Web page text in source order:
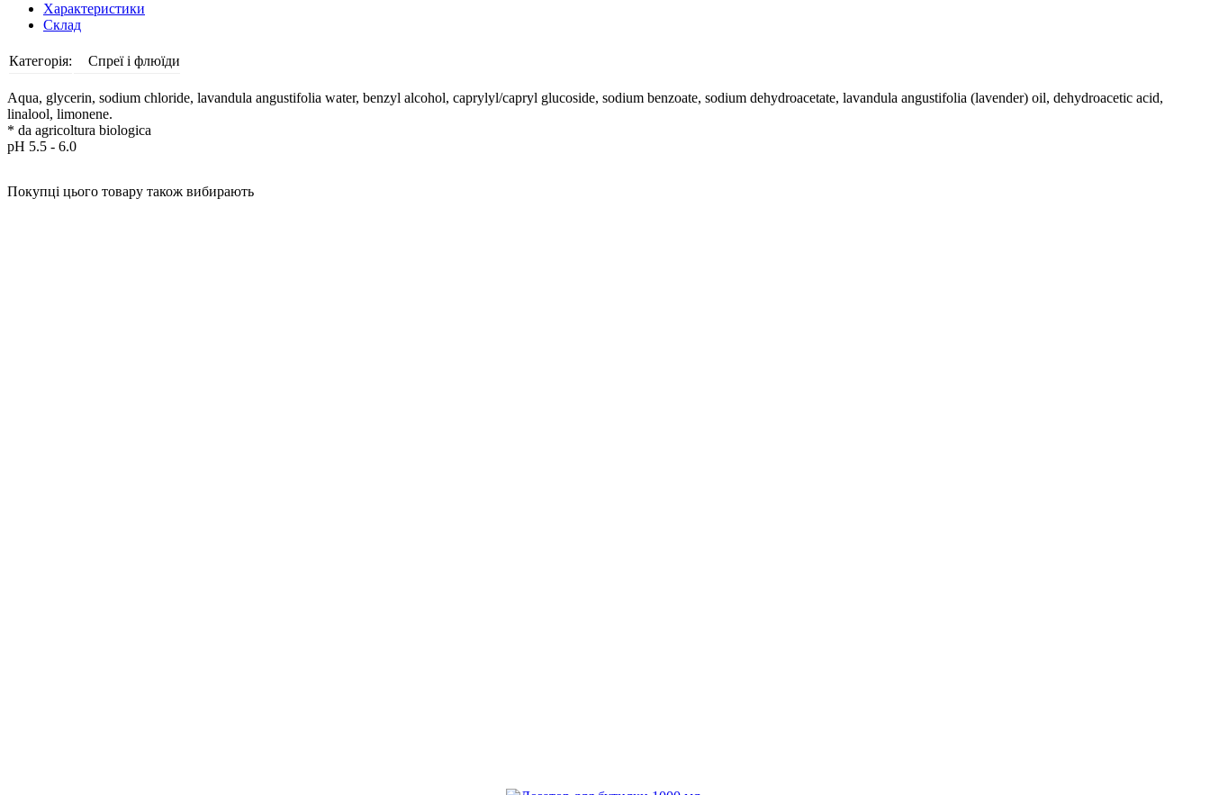
Характеристики
Склад
Категорія: Спреї і флюїди
Aqua, glycerin, sodium chloride, lavandula angustifolia water, benzyl alcohol, caprylyl/capryl glucoside, sodium benzoate, sodium dehydroacetate, lavandula angustifolia (lavender) oil, dehydroacetic acid,
linalool, limonene.
* da agricoltura biologica
pH 5.5 - 6.0
Покупці цього товару також вибирають